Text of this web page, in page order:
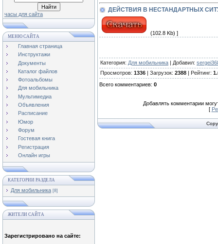
часы для сайта
МЕНЮ САЙТА
Главная страница
Инструктажи
Документы
Каталог файлов
Фотоальбомы
Для мобильника
Мультимедиа
Объявления
Расписание
Юмор
Форум
Гостевая книга
Регистрация
Онлайн игры
КАТЕГОРИИ РАЗДЕЛА
Для мобильника [8]
ЖИТЕЛИ САЙТА
Зарегистрировано на сайте:
ДЕЙСТВИЯ В НЕСТАНДАРТНЫХ
(102.8 Kb) ]
Категория: Для мобильника | Добавил:
Просмотров: 1336 | Загрузок: 2388 | Рейтинг:
Всего комментариев: 0
Добавлять комментарии
[